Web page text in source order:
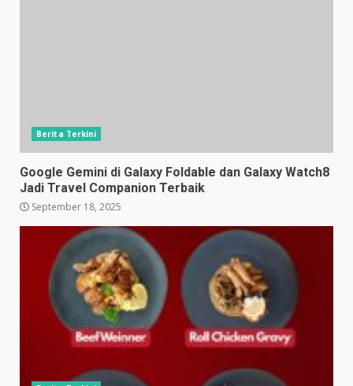
Berita Terkini
Google Gemini di Galaxy Foldable dan Galaxy Watch8
Jadi Travel Companion Terbaik
September 18, 2025